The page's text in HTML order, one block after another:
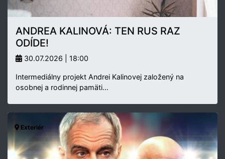
ANDREA KALINOVÁ: TEN RUS RAZ
ODÍDE!
30.07.2026 | 18:00
Intermediálny projekt Andrei Kalinovej založený na
osobnej a rodinnej pamäti…
Exteriér